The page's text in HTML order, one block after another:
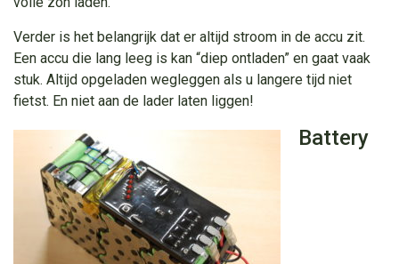
Verder is het belangrijk dat er altijd stroom in de accu zit.
Een accu die lang leeg is kan “diep ontladen” en gaat vaak
stuk. Altijd opgeladen wegleggen als u langere tijd niet
fietst. En niet aan de lader laten liggen!
Battery